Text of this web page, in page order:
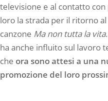
televisione e al contatto
loro la strada per il ritorno
canzone Ma non tutta la vita
ha anche influito sul lavoro
che ora sono attesi a una
promozione del loro